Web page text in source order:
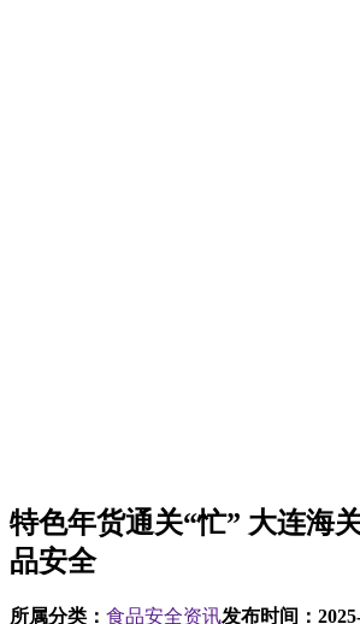
特色年货通关“忙” 大连海
品安全
所属分类： 食品安全资讯发布时间：